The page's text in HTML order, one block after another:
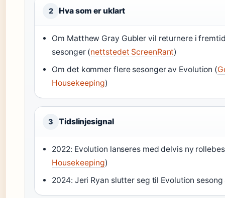
2 Hva som er uklart
Om Matthew Gray Gubler vil returnere i
sesonger (nettstedet ScreenRant)
Om det kommer flere sesonger av Evolution (
Housekeeping)
3 Tidslinjesignal
2022: Evolution lanseres med delvis ny
Housekeeping)
2024: Jeri Ryan slutter seg til Evolution sesong